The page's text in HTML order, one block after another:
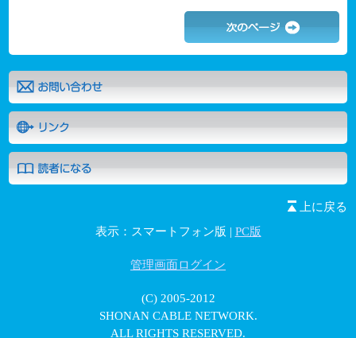
上に戻る
表示：スマートフォン版 | PC版
管理画面ログイン
(C) 2005-2012
SHONAN CABLE NETWORK.
ALL RIGHTS RESERVED.